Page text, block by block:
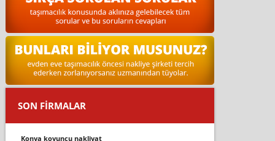
SON FİRMALAR
konya koyuncu nakliyat